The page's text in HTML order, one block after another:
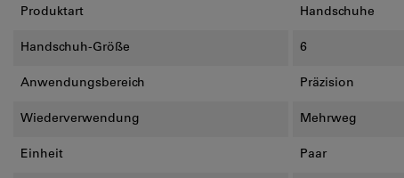
Produktart Handschuhe
Handschuh-Größe 6
Anwendungsbereich Präzision
Wiederverwendung Mehrweg
Einheit Paar